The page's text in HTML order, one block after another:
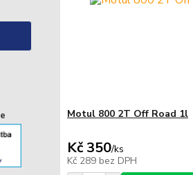
Motul 800 2T Off Road 1l
Kč 350/ks
Kč 289 bez DPH